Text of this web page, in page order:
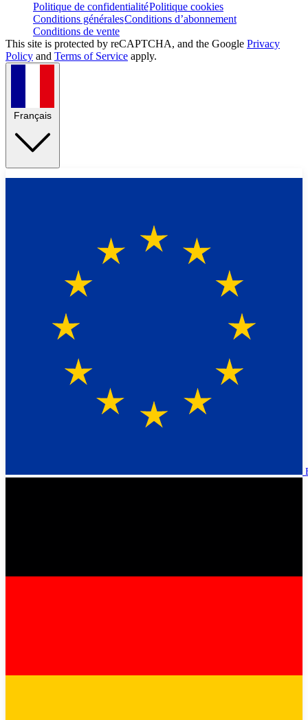
Politique de confidentialitéPolitique cookies
Conditions généralesConditions d’abonnement
Conditions de vente
This site is protected by reCAPTCHA, and the Google Privacy
Policy and Terms of Service apply.
Français